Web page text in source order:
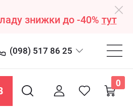
знижки до -40% тут
(098) 517 86 25
0